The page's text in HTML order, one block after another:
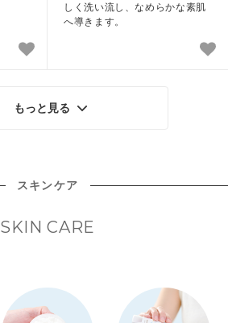
しく洗い流し、なめらかな素肌
へ導きます。
もっと見る
スキンケア
SKIN CARE